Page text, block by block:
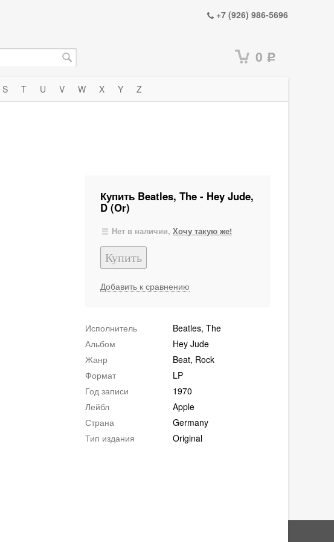
+7 (926) 986-5696
0 Р
S T U V W X Y Z
Купить Beatles, The - Hey Jude,
D (Or)
Нет в наличии,Хочу такую же!
Добавить к сравнению
Исполнитель
Beatles, The
Альбом
Hey Jude
Жанр
Beat, Rock
Формат
LP
Год записи
1970
Лейбл
Apple
Страна
Germany
Тип издания
Original